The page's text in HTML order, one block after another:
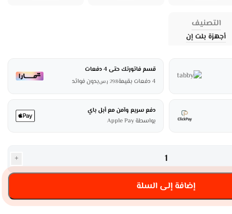
التصنيف
أجهزة بلت إن
قسم فاتورتك حتى 4 دفعات
4 دفعات بقيمة
298 ر.سبدون فوائد
دفع سريع وآمن مع أبل باي
بواسطة Apple Pay
+
إضافة إلى السلة